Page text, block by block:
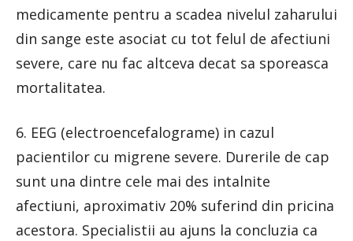
medicamente pentru a scadea nivelul zaharului
din sange este asociat cu tot felul de afectiuni
severe, care nu fac altceva decat sa sporeasca
mortalitatea.
6. EEG (electroencefalograme) in cazul
pacientilor cu migrene severe. Durerile de cap
sunt una dintre cele mai des intalnite
afectiuni, aproximativ 20% suferind din pricina
acestora. Specialistii au ajuns la concluzia ca